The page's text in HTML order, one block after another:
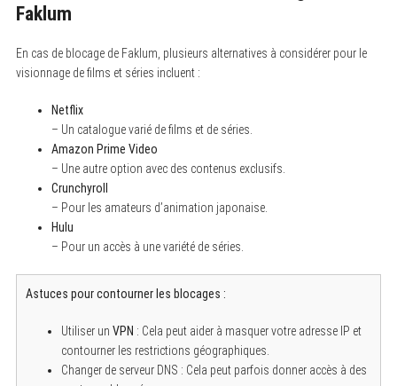
Faklum
En cas de blocage de Faklum, plusieurs alternatives à considérer pour le
visionnage de films et séries incluent :
Netflix
– Un catalogue varié de films et de séries.
Amazon Prime Video
– Une autre option avec des contenus exclusifs.
Crunchyroll
– Pour les amateurs d’animation japonaise.
Hulu
– Pour un accès à une variété de séries.
Astuces pour contourner les blocages :
Utiliser un VPN : Cela peut aider à masquer votre adresse IP et
contourner les restrictions géographiques.
Changer de serveur DNS : Cela peut parfois donner accès à des
S